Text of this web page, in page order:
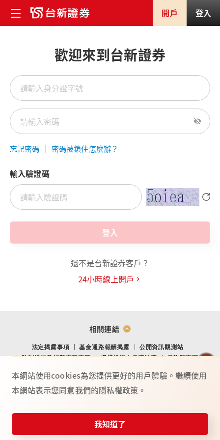
開戶 登入
歡迎來到台新證券
忘記密碼 密碼被鎖住怎麼辦？
輸入驗證碼
登入
還不是台新證券客戶？
24小時線上開戶
相關連結
法定揭露事項 基金通路報酬揭露
公開資訊觀測站
防制洗錢及打擊資恐專區
機構投資人盡職治理
反詐騙專區
台新證券服務專線：02-4050-9799．02-2708-3972．0800-088-148
115年金管證總字第 0025號
憑證快遞 投資誌 常見問題服務據點 反詐騙
本網站使用cookies為您提供更好的用戶體驗。繼續使用
本網站表示您同意我們的隱私權政策。
我知道了